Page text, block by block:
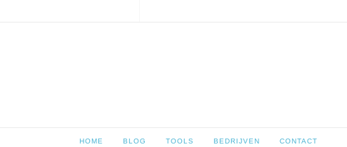
HOME BLOG TOOLS BEDRIJVEN CONTACT